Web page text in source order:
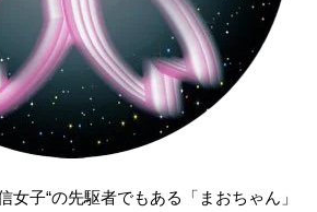
子“の先駆者でもある「まおちゃん」